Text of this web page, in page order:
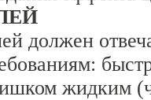
должен
жидким